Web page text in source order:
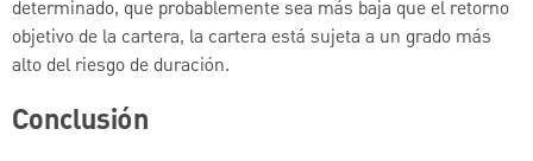
determinado, que probablemente sea más baja que el retorno
objetivo de la cartera, la cartera está sujeta a un grado más
alto del riesgo de duración.
Conclusión